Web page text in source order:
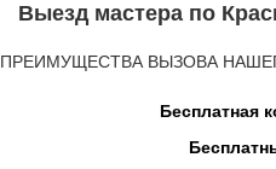
Выезд мастера по
ПРЕИМУЩЕСТВА ВЫЗОВА
Бесплатная